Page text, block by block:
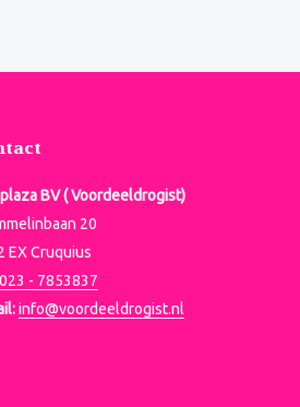
BV ( Voordeeldrogist)
20
EX Cruquius
023 - 7853837
info@voordeeldrogist.nl